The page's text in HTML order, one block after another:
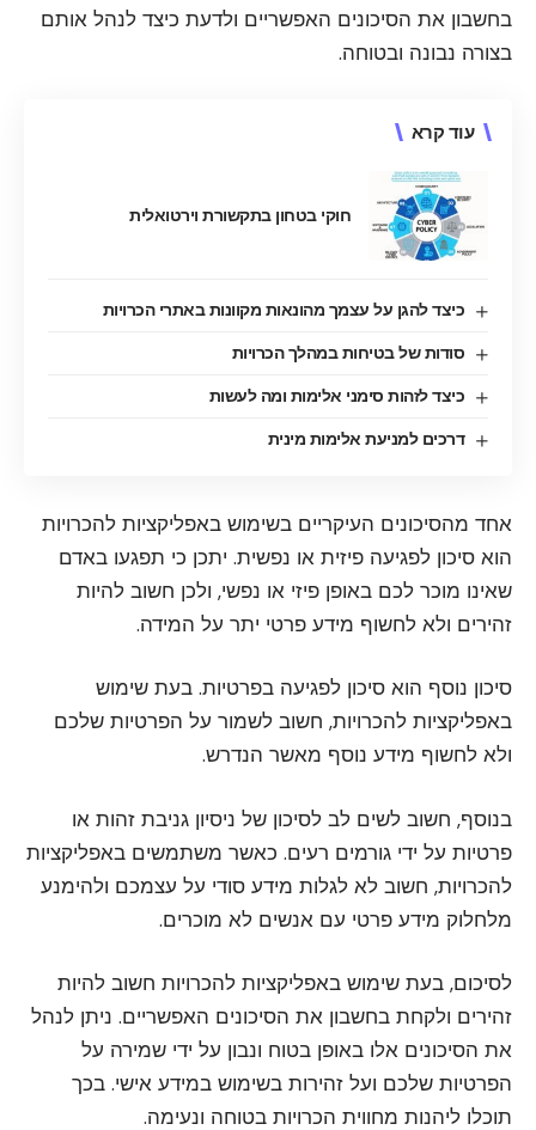
בחשבון את הסיכונים האפשריים ולדעת כיצד לנהל אותם
בצורה נבונה ובטוחה.
עוד קרא
חוקי בטחון בתקשורת וירטואלית
כיצד להגן על עצמך מהונאות מקוונות באתרי הכרויות
סודות של בטיחות במהלך הכרויות
כיצד לזהות סימני אלימות ומה לעשות
דרכים למניעת אלימות מינית
אחד מהסיכונים העיקריים בשימוש באפליקציות להכרויות
הוא סיכון לפגיעה פיזית או נפשית. יתכן כי תפגעו באדם
שאינו מוכר לכם באופן פיזי או נפשי, ולכן חשוב להיות
זהירים ולא לחשוף מידע פרטי יתר על המידה.
סיכון נוסף הוא סיכון לפגיעה בפרטיות. בעת שימוש
באפליקציות להכרויות, חשוב לשמור על הפרטיות שלכם
ולא לחשוף מידע נוסף מאשר הנדרש.
בנוסף, חשוב לשים לב לסיכון של ניסיון גניבת זהות או
פרטיות על ידי גורמים רעים. כאשר משתמשים באפליקציות
להכרויות, חשוב לא לגלות מידע סודי על עצמכם ולהימנע
מלחלוק מידע פרטי עם אנשים לא מוכרים.
לסיכום, בעת שימוש באפליקציות להכרויות חשוב להיות
זהירים ולקחת בחשבון את הסיכונים האפשריים. ניתן לנהל
את הסיכונים אלו באופן בטוח ונבון על ידי שמירה על
הפרטיות שלכם ועל זהירות בשימוש במידע אישי. בכך
תוכלו ליהנות מחווית הכרויות בטוחה ונעימה.